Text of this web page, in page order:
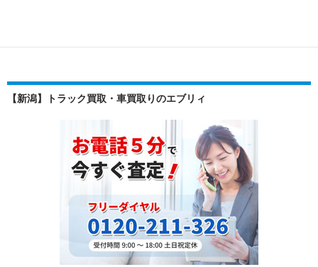
ビ
【新潟】トラック買取・車買取りのエブリィ